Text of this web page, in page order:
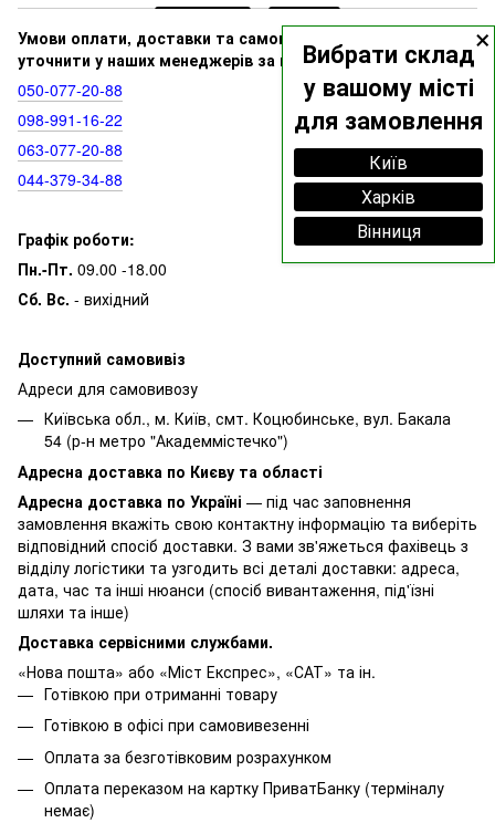
×
Вибрати склад
у вашому місті
для замовлення
Київ
Харків
Вінниця
Умови оплати, доставки та самовивозу ви можете
уточнити у наших менеджерів за номерами:
050‑077‑20‑88
098‑991‑16‑22
063‑077‑20‑88
044‑379‑34‑88
Графік роботи:
Пн.-Пт. 09.00 -18.00
Сб. Вс. - вихідний
Доступний самовивіз
Адреси для самовивозу
Київська обл., м. Київ, смт. Коцюбинське, вул. Бакала
54 (р-н метро "Академмістечко")
Адресна доставка по Києву та області
Адресна доставка по Україні — під час заповнення
замовлення вкажіть свою контактну інформацію та виберіть
відповідний спосіб доставки. З вами зв'яжеться фахівець з
відділу логістики та узгодить всі деталі доставки: адреса,
дата, час та інші нюанси (спосіб вивантаження, під'їзні
шляхи та інше)
Доставка сервісними службами.
«Нова пошта» або «Міст Експрес», «САТ» та ін.
Готівкою при отриманні товару
Готівкою в офісі при самовивезенні
Оплата за безготівковим розрахунком
Оплата переказом на картку ПриватБанку (терміналу
немає)